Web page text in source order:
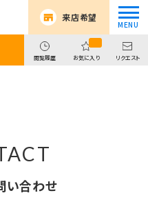
来店希望
閲覧履歴 お気に入り リクエスト
い合わせ